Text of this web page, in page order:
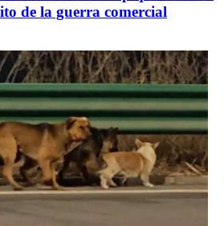
de la guerra comercial